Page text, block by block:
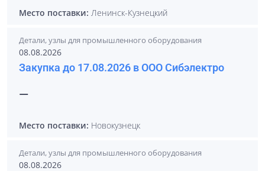
Место поставки: Ленинск-Кузнецкий
Детали, узлы для промышленного оборудования
08.08.2026
Закупка до 17.08.2026 в ООО Сибэлектро
—
Место поставки: Новокузнецк
Детали, узлы для промышленного оборудования
08.08.2026